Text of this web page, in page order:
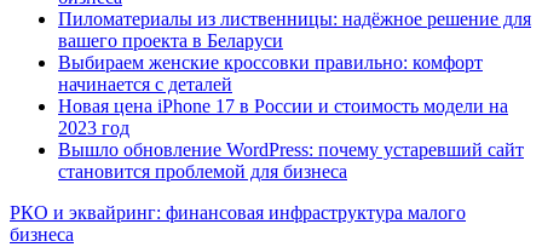
Пиломатериалы из лиственницы: надёжное решение для
вашего проекта в Беларуси
Выбираем женские кроссовки правильно: комфорт
начинается с деталей
Новая цена iPhone 17 в России и стоимость модели на
2023 год
Вышло обновление WordPress: почему устаревший сайт
становится проблемой для бизнеса
РКО и эквайринг: финансовая инфраструктура малого
бизнеса